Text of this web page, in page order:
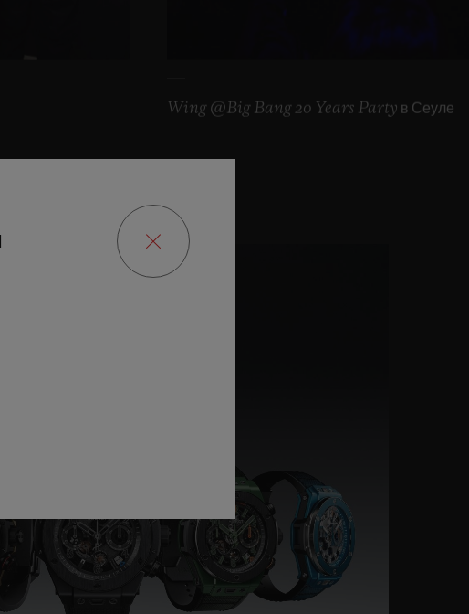
Wing @Big Bang 20 Years Party в Сеуле